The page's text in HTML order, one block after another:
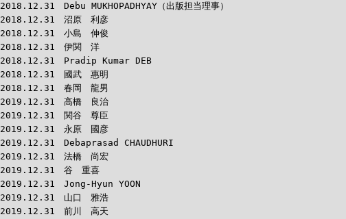
2018.12.31　Debu MUKHOPADHYAY（出版担当理事）
2018.12.31　沼原　利彦
2018.12.31　小島　伸俊
2018.12.31　伊関　洋
2018.12.31　Pradip Kumar DEB
2018.12.31　國武　惠明
2018.12.31　春岡　龍男
2019.12.31　高橋　良治
2019.12.31　関谷　尊臣
2019.12.31　永原　國彦
2019.12.31　Debaprasad CHAUDHURI
2019.12.31　法橋　尚宏
2019.12.31　谷　重喜
2019.12.31　Jong-Hyun YOON
2019.12.31　山口　雅浩
2019.12.31　前川　高天